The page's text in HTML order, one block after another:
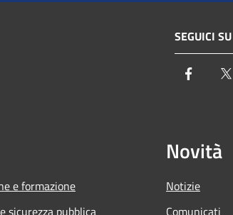
SEGUICI SU
Facebook
e formazione
sicurezza pubblica
Novità
Notizie
Comunicati